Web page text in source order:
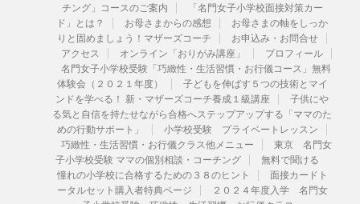
チング」コースのご案内
「名門女子小学校面接対策カー
ド」とは？
お母さまからの感想
お母さまの軸をしっか
りと固めましょう！マザーズコーチ
お申込み・お問合せ
アクセス
オンライン「おりがみ講座」
プロフィール
名門女子小学校受験「巧緻性・生活習慣・お行儀コース」無料
体験会（２０２１年度）
子どもを伸ばす５つの技術とマイ
ンドを学べる！ 新・マザーズコーチ養成１級講座
子供にや
る気と自信を持たせながら合格へステップアップする「ママのた
めの行動サポート」
小学校受験 プライベートレッスン
巧緻性・生活習慣・お行儀クラス他メニュー
東京 名門女
子小学校受験 ママの個別相談・コーチング
無料で聞ける
憧れの小学校に合格するための３８のヒント
面接カードト
ータルセット購入者特典ページ
２０２４年度入学 名門女